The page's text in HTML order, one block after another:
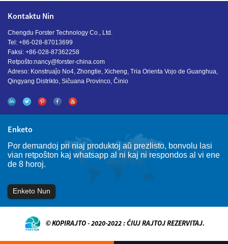
Kontaktu Nin
Chengdu Forster Technology Co., Ltd.
Tel: +86-028-87013699
Faksi: +86-028-87362258
Retpoŝto:nancy@forster-china.com
Adreso: Konstruaĵo No4, Zhongtie, Xicheng, Tria Orienta Vojo de Guanghua,
Qingyang Distrikto, Siĉuana Provinco, Ĉinio
Enketo
Por demandoj pri niaj produktoj aŭ prezlisto, bonvolu lasi
vian retpoŝton kaj whatsapp al ni kaj ni respondos al vi ene
de 8 horoj.
Enketo Nun
© KOPIRAJTO - 2020-2022 : ĈIUJ RAJTOJ REZERVITAJ.